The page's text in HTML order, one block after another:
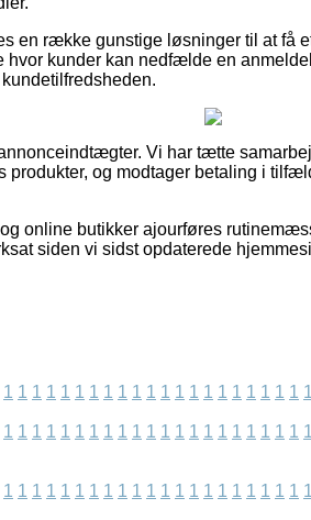
en række gunstige løsninger til at få
kunder kan nedfælde en
Vi har tætte
produkter, og modtager betaling i
online butikker ajourføres
siden vi sidst opdaterede
1 1 1 1 1 1 1 1 1 1 1 1 1 1 1 1 1 1 1 1 1 1
1 1 1 1 1 1 1 1 1 1 1 1 1 1 1 1 1 1 1 1 1 1
1 1 1 1 1 1 1 1 1 1 1 1 1 1 1 1 1 1 1 1 1 1